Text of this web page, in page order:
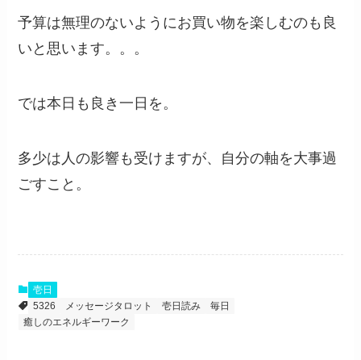
予算は無理のないようにお買い物を楽しむのも良
いと思います。。。
では本日も良き一日を。
多少は人の影響も受けますが、自分の軸を大事過
ごすこと。
壱日
5326
メッセージタロット 壱日読み
毎日
癒しのエネルギーワーク